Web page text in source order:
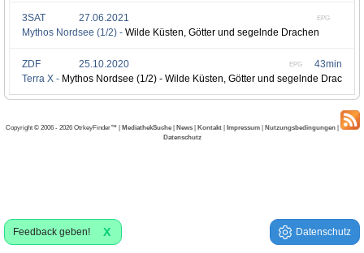
EPG
3SAT
27.06.2021
Mythos Nordsee (1/2) - Wilde Küsten, Götter und segelnde Drachen
43min
EPG
ZDF
25.10.2020
Terra X - Mythos Nordsee (1/2) - Wilde Küsten, Götter und segelnde
Copyright © 2006 - 2026 OtrkeyFinder™ | MediathekSuche | News | Kontakt | Impressum | Nutzungsbedingungen |
Datenschutz
Feedback geben! X Datenschutz